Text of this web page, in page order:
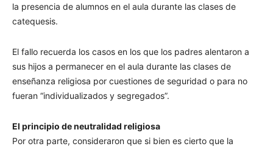
la presencia de alumnos en el aula durante las clases de
catequesis.
El fallo recuerda los casos en los que los padres alentaron a
sus hijos a permanecer en el aula durante las clases de
enseñanza religiosa por cuestiones de seguridad o para no
fueran “individualizados y segregados”.
El principio de neutralidad religiosa
Por otra parte, consideraron que si bien es cierto que la